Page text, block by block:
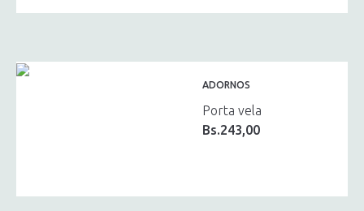
ADORNOS
Porta vela
Bs.243,00